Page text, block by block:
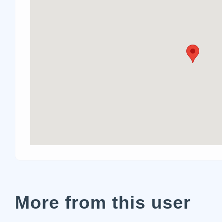
More from this user